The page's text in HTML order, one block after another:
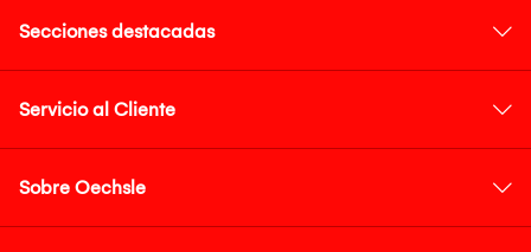
Secciones destacadas
Servicio al Cliente
Sobre Oechsle